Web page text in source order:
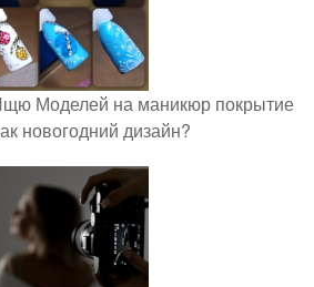
Моделей на маникюр покрытие
новогодний дизайн?